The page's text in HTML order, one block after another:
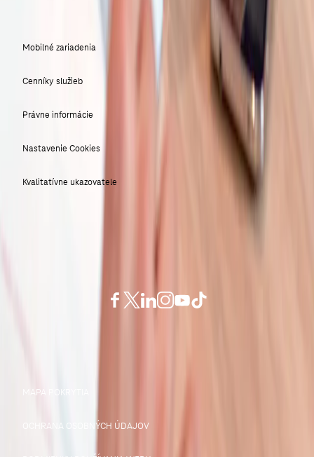
Mobilné zariadenia
Cenníky služieb
Právne informácie
Nastavenie Cookies
Kvalitatívne ukazovatele
MAPA POKRYTIA
OCHRANA OSOBNÝCH ÚDAJOV